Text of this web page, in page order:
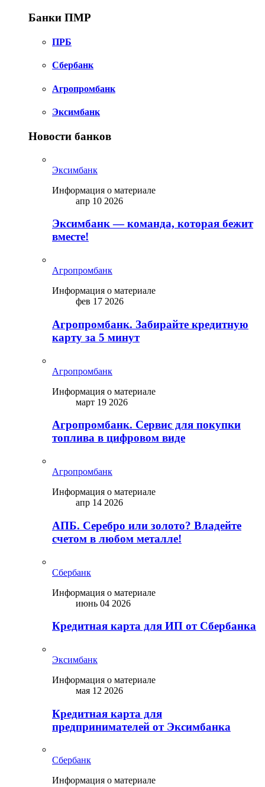
Банки ПМР
ПРБ
Сбербанк
Агропромбанк
Эксимбанк
Новости банков
Эксимбанк
Информация о материале
апр 10 2026
Эксимбанк — команда, которая бежит
вместе!
Агропромбанк
Информация о материале
фев 17 2026
Агропромбанк. Забирайте кредитную
карту за 5 минут
Агропромбанк
Информация о материале
март 19 2026
Агропромбанк. Сервис для покупки
топлива в цифровом виде
Агропромбанк
Информация о материале
апр 14 2026
АПБ. Серебро или золото? Владейте
счетом в любом металле!
Сбербанк
Информация о материале
июнь 04 2026
Кредитная карта для ИП от Сбербанка
Эксимбанк
Информация о материале
мая 12 2026
Кредитная карта для
предпринимателей от Эксимбанка
Сбербанк
Информация о материале